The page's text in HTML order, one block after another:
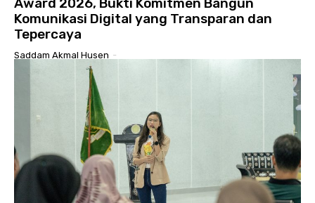
Award 2026, Bukti Komitmen Bangun
Komunikasi Digital yang Transparan dan
Tepercaya
Saddam Akmal Husen -